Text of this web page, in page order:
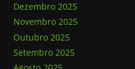
Dezembro 2025
Novembro 2025
Outubro 2025
Setembro 2025